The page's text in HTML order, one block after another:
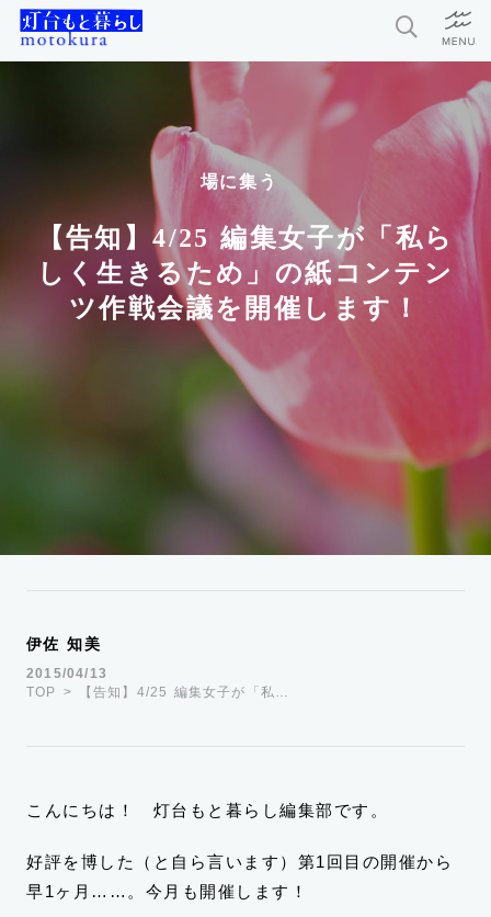
場に集う
【告知】4/25 編集女子が「私ら
しく生きるため」の紙コンテン
ツ作戦会議を開催します！
伊佐 知美
2015/04/13
TOP
【告知】4/25 編集女子が「私…
こんにちは！ 灯台もと暮らし編集部です。
好評を博した（と自ら言います）第1回目の開催から
早1ヶ月……。今月も開催します！
特集
新着記事
今月の編集部おすすめ
探求者
灯台もと暮らしとは？
お問い合わせ
利用規約